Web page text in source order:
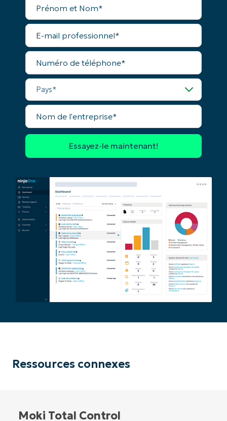
Nom*
E-
mail
professionnel*
Numéro
téléphone*
Pays*
Nom
l'entreprise*
Ressources connexes
Moki Total Control
toutes les fonctionnalités.
Prénom
Nom*
Business
email*
Phone
number*
Pays
Company